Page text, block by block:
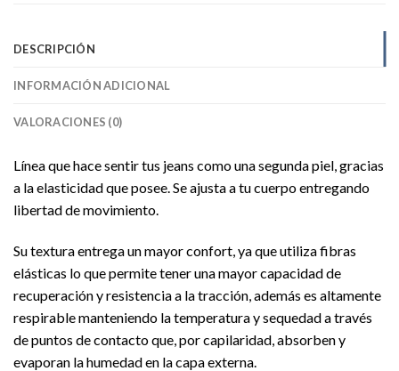
DESCRIPCIÓN
INFORMACIÓN ADICIONAL
VALORACIONES (0)
Línea que hace sentir tus jeans como una segunda piel, gracias
a la elasticidad que posee. Se ajusta a tu cuerpo entregando
libertad de movimiento.
Su textura entrega un mayor confort, ya que utiliza fibras
elásticas lo que permite tener una mayor capacidad de
recuperación y resistencia a la tracción, además es altamente
respirable manteniendo la temperatura y sequedad a través
de puntos de contacto que, por capilaridad, absorben y
evaporan la humedad en la capa externa.